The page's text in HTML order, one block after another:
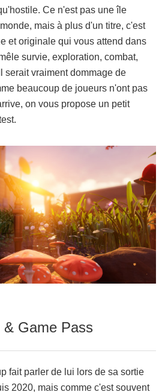
Ce n'est pas une île
mais à plus d'un titre, c'est
et originale qui vous attend dans
survie, exploration, combat,
serait vraiment dommage de
beaucoup de joueurs n'ont pas
on vous propose un petit
Game Pass
fait parler de lui lors de sa sortie
2020, mais comme c'est souvent